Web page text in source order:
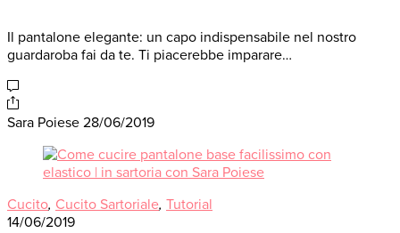
Il pantalone elegante: un capo indispensabile nel nostro
guardaroba fai da te. Ti piacerebbe imparare…
Sara Poiese 28/06/2019
Cucito, Cucito Sartoriale, Tutorial
14/06/2019